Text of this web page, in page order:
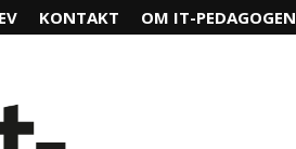
KONTAKT OM IT-PEDAGOGEN